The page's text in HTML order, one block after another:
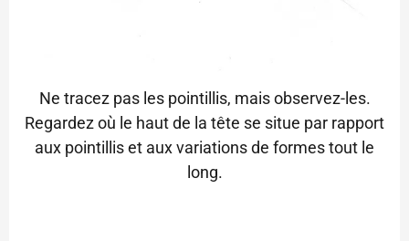
Ne tracez pas les pointillis, mais observez-les.
Regardez où le haut de la tête se situe par rapport
aux pointillis et aux variations de formes tout le
long.